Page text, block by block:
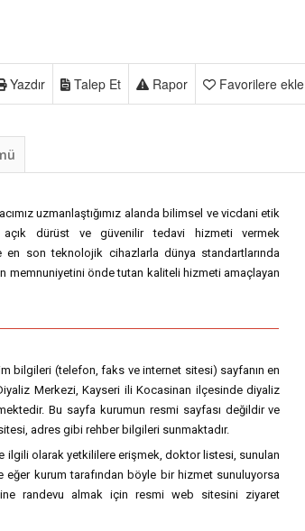
Favorilere ekle
Rapor
Talep Et
Yazdır
uzmanlaştığımız alanda bilimsel ve vicdani etik
dürüst ve güvenilir tedavi hizmeti vermek
en son teknolojik cihazlarla dünya standartlarında
memnuniyetini önde tutan kaliteli hizmeti amaçlayan
bilgileri (telefon, faks ve internet sitesi) sayfanın en
Merkezi, Kayseri ili Kocasinan ilçesinde diyaliz
Bu sayfa kurumun resmi sayfası değildir ve
adres gibi rehber bilgileri sunmaktadır.
ilgili olarak yetkililere erişmek, doktor listesi, sunulan
kurum tarafından böyle bir hizmet sunuluyorsa
randevu almak için resmi web sitesini ziyaret